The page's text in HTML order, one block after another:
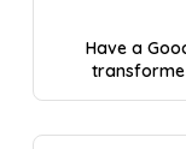
Have a